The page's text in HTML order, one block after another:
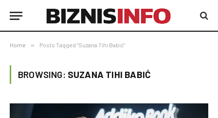
Home » Posts Tagged "Suzana Tihi Babić"
BROWSING: SUZANA TIHI BABIĆ